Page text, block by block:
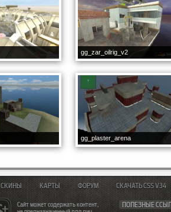
gg_zar_oilrig_v2
gg_plaster_arena
Сайт может содержать контент,
ПОЛЕЗНЫЕ
СКИНЫ КАРТЫ ФОРУМ СКАЧАТЬ CSS V34